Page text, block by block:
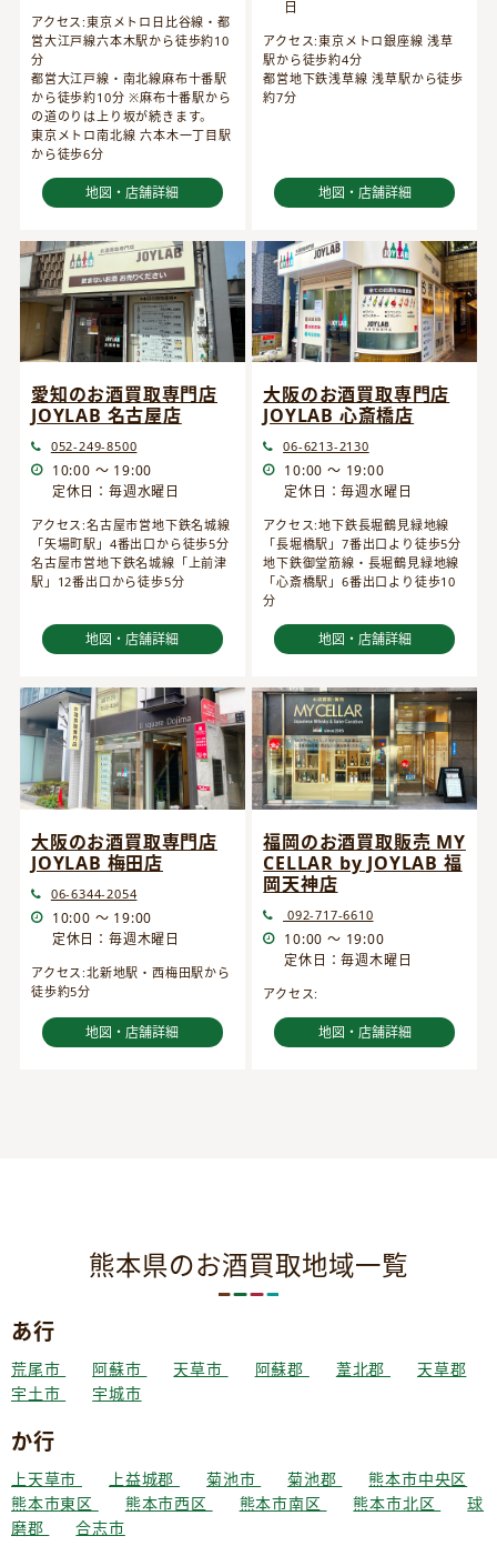
アクセス:東京メトロ日比谷線・都
営大江戸線六本木駅から徒歩約10
分
都営大江戸線・南北線麻布十番駅
から徒歩約10分 ※麻布十番駅から
の道のりは上り坂が続きます。
東京メトロ南北線 六本木一丁目駅
から徒歩6分
地図・店舗詳細
日
アクセス:東京メトロ銀座線 浅草
駅から徒歩約4分
都営地下鉄浅草線 浅草駅から徒歩
約7分
地図・店舗詳細
愛知のお酒買取専門店
JOYLAB 名古屋店
052-249-8500
10:00 ～ 19:00
定休日：毎週水曜日
アクセス:名古屋市営地下鉄名城線
「矢場町駅」4番出口から徒歩5分
名古屋市営地下鉄名城線「上前津
駅」12番出口から徒歩5分
地図・店舗詳細
大阪のお酒買取専門店
JOYLAB 心斎橋店
06-6213-2130
10:00 ～ 19:00
定休日：毎週水曜日
アクセス:地下鉄長堀鶴見緑地線
「長堀橋駅」7番出口より徒歩5分
地下鉄御堂筋線・長堀鶴見緑地線
「心斎橋駅」6番出口より徒歩10
分
地図・店舗詳細
大阪のお酒買取専門店
JOYLAB 梅田店
06-6344-2054
10:00 ～ 19:00
定休日：毎週木曜日
アクセス:北新地駅・西梅田駅から
徒歩約5分
地図・店舗詳細
福岡のお酒買取販売 MY
CELLAR by JOYLAB 福
岡天神店
092-717-6610
10:00 ～ 19:00
定休日：毎週木曜日
アクセス:
地図・店舗詳細
熊本県のお酒買取地域一覧
あ行
荒尾市 阿蘇市 天草市 阿蘇郡 葦北郡
天草郡
宇土市
宇城市
か行
上天草市 上益城郡 菊池市 菊池郡
熊本市中央区
熊本市東区
熊本市西区 熊本市南区 熊本市北区
球
磨郡
合志市